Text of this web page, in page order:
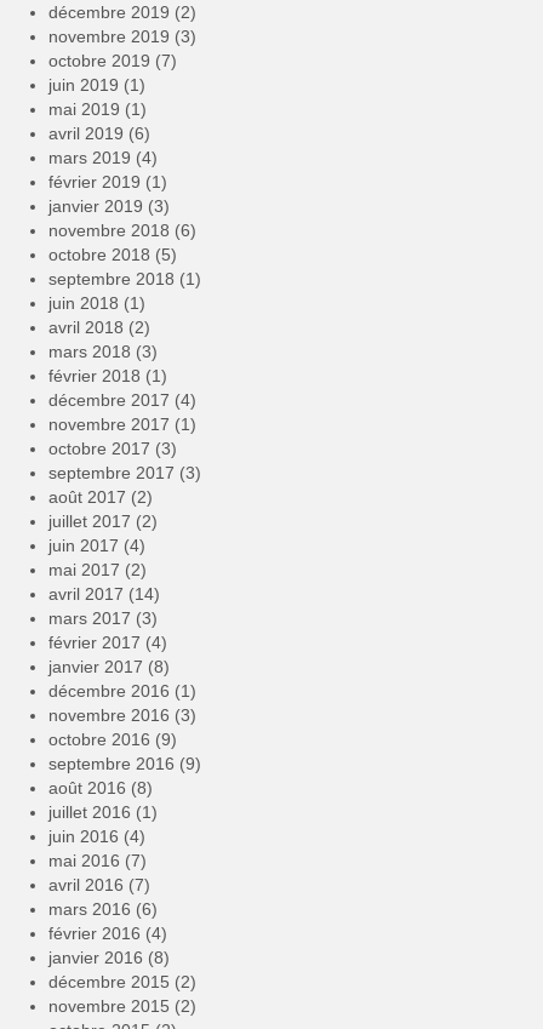
décembre 2019 (2)
novembre 2019 (3)
octobre 2019 (7)
juin 2019 (1)
mai 2019 (1)
avril 2019 (6)
mars 2019 (4)
février 2019 (1)
janvier 2019 (3)
novembre 2018 (6)
octobre 2018 (5)
septembre 2018 (1)
juin 2018 (1)
avril 2018 (2)
mars 2018 (3)
février 2018 (1)
décembre 2017 (4)
novembre 2017 (1)
octobre 2017 (3)
septembre 2017 (3)
août 2017 (2)
juillet 2017 (2)
juin 2017 (4)
mai 2017 (2)
avril 2017 (14)
mars 2017 (3)
février 2017 (4)
janvier 2017 (8)
décembre 2016 (1)
novembre 2016 (3)
octobre 2016 (9)
septembre 2016 (9)
août 2016 (8)
juillet 2016 (1)
juin 2016 (4)
mai 2016 (7)
avril 2016 (7)
mars 2016 (6)
février 2016 (4)
janvier 2016 (8)
décembre 2015 (2)
novembre 2015 (2)